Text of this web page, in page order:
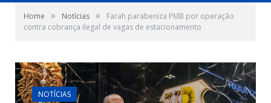
Home » Notícias »
Farah parabeniza PMB por operação
contra cobrança ilegal de vagas de estacionamento
NOTÍCIAS